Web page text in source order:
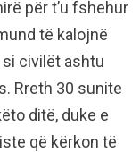
për t’u fshehur
të kalojnë
civilët ashtu
Rreth 30 sunite
ditë, duke e
që kërkon të